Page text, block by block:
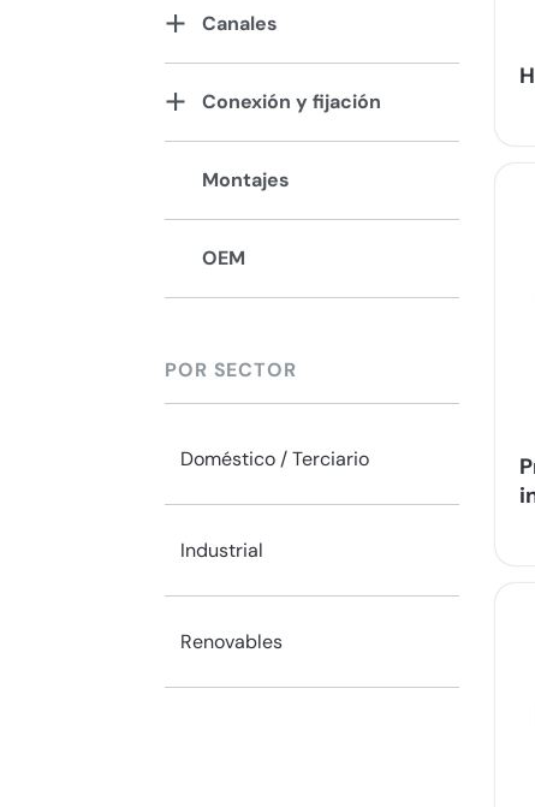
Canales
Conexión y fijación
Montajes
OEM
POR SECTOR
Doméstico / Terciario
Industrial
Renovables